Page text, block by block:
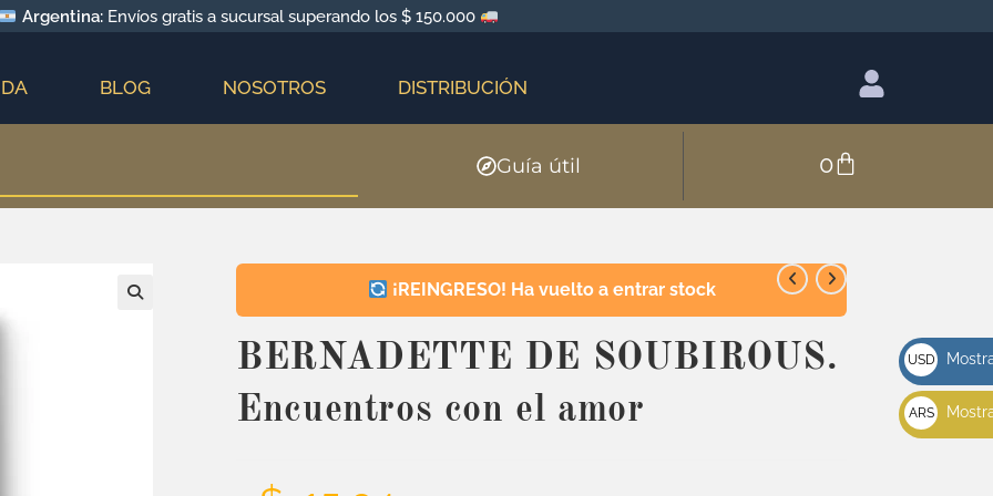
Argentina:Envíos gratis a sucursal superando los $ 150.000
BLOG NOSOTROS DISTRIBUCIÓN
Guía útil 0
¡REINGRESO! Ha vuelto a entrar stock
BERNADETTE DE SOUBIROUS.
Encuentros con el amor
USD
u$s
ARS
$